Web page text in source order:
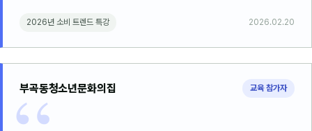
트렌드 리포트
토크
2026년 소비 트렌드 특강 2026.02.20
부곡동청소년문화의집 교육 참가자